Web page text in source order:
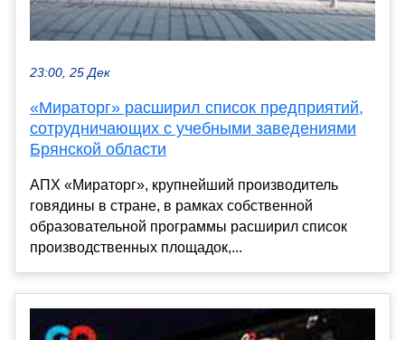
23:00, 25 Дек
«Мираторг» расширил список предприятий,
сотрудничающих с учебными заведениями
Брянской области
АПХ «Мираторг», крупнейший производитель
говядины в стране, в рамках собственной
образовательной программы расширил список
производственных площадок,...